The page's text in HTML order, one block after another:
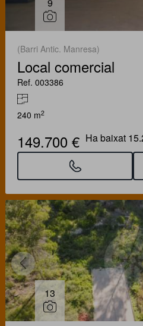
(Barri Antic. Manresa)
Local comercial
Ref. 003386
240 m2
149.700 € Ha baixat
13